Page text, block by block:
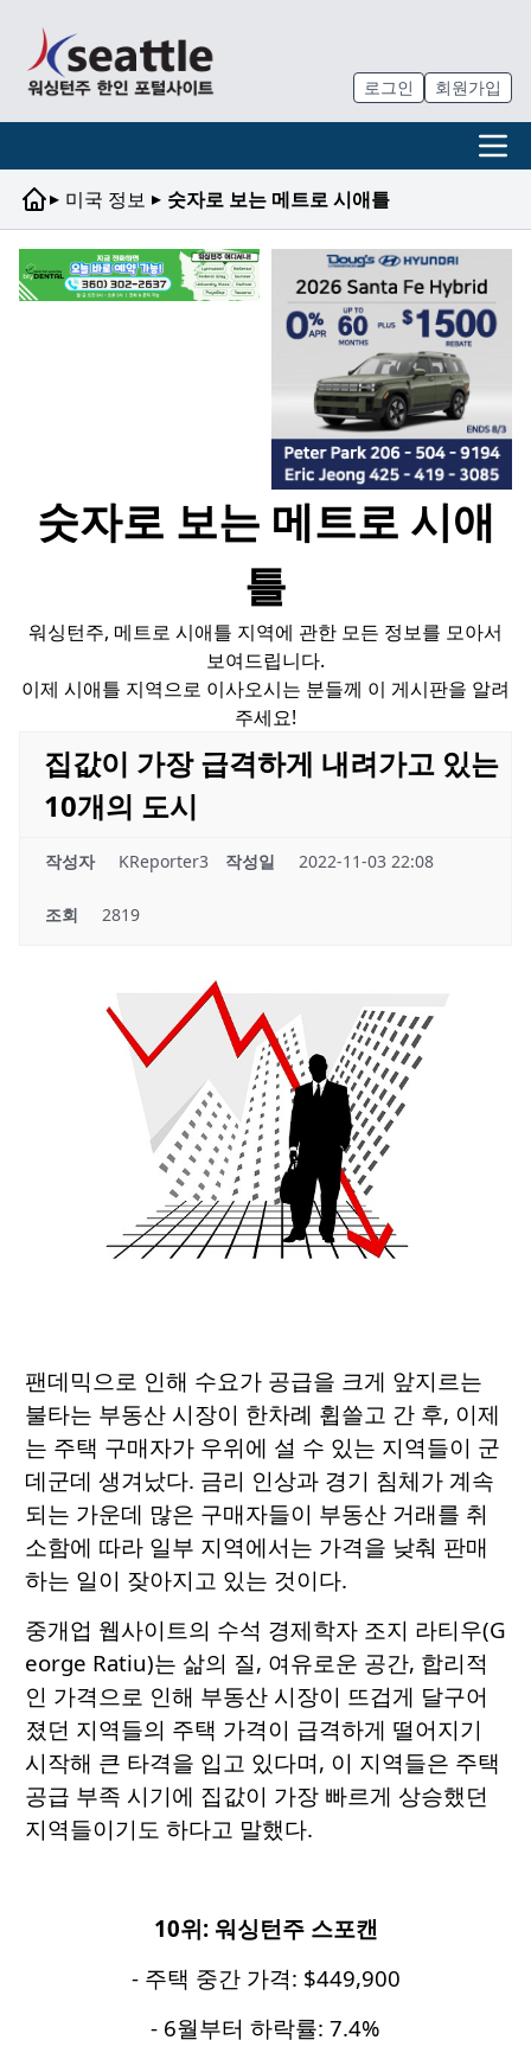
로그인 회원가입
▸ 미국 정보 ▸ 숫자로 보는 메트로 시애틀
숫자로 보는 메트로 시애
틀
워싱턴주, 메트로 시애틀 지역에 관한 모든 정보를 모아서
보여드립니다.
이제 시애틀 지역으로 이사오시는 분들께 이 게시판을 알려
주세요!
집값이 가장 급격하게 내려가고 있는
10개의 도시
작성자 KReporter3 작성일 2022-11-03 22:08
조회 2819
팬데믹으로 인해 수요가 공급을 크게 앞지르는
불타는 부동산 시장이 한차례 휩쓸고 간 후, 이제
는 주택 구매자가 우위에 설 수 있는 지역들이 군
데군데 생겨났다. 금리 인상과 경기 침체가 계속
되는 가운데 많은 구매자들이 부동산 거래를 취
소함에 따라 일부 지역에서는 가격을 낮춰 판매
하는 일이 잦아지고 있는 것이다.
중개업 웹사이트의 수석 경제학자 조지 라티우(G
eorge Ratiu)는 삶의 질, 여유로운 공간, 합리적
인 가격으로 인해 부동산 시장이 뜨겁게 달구어
졌던 지역들의 주택 가격이 급격하게 떨어지기
시작해 큰 타격을 입고 있다며, 이 지역들은 주택
공급 부족 시기에 집값이 가장 빠르게 상승했던
지역들이기도 하다고 말했다.
10위: 워싱턴주 스포캔
- 주택 중간 가격: $449,900
- 6월부터 하락률: 7.4%